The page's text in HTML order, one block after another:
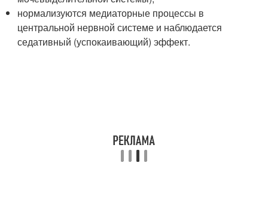
нормализуются медиаторные процессы в
центральной нервной системе и наблюдается
седативный (успокаивающий) эффект.